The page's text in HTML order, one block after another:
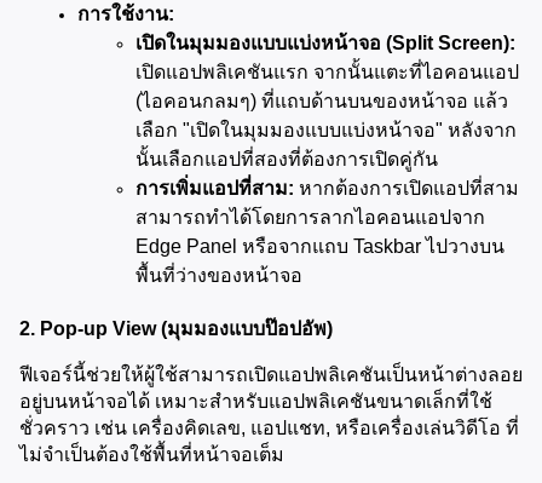
การใช้งาน:
เปิดในมุมมองแบบแบ่งหน้าจอ (Split Screen):
เปิดแอปพลิเคชันแรก จากนั้นแตะที่ไอคอนแอป
(ไอคอนกลมๆ) ที่แถบด้านบนของหน้าจอ แล้ว
เลือก "เปิดในมุมมองแบบแบ่งหน้าจอ" หลังจาก
นั้นเลือกแอปที่สองที่ต้องการเปิดคู่กัน
การเพิ่มแอปที่สาม: หากต้องการเปิดแอปที่สาม
สามารถทำได้โดยการลากไอคอนแอปจาก
Edge Panel หรือจากแถบ Taskbar ไปวางบน
พื้นที่ว่างของหน้าจอ
2. Pop-up View (มุมมองแบบป๊อปอัพ)
ฟีเจอร์นี้ช่วยให้ผู้ใช้สามารถเปิดแอปพลิเคชันเป็นหน้าต่างลอย
อยู่บนหน้าจอได้ เหมาะสำหรับแอปพลิเคชันขนาดเล็กที่ใช้
ชั่วคราว เช่น เครื่องคิดเลข, แอปแชท, หรือเครื่องเล่นวิดีโอ ที่
ไม่จำเป็นต้องใช้พื้นที่หน้าจอเต็ม